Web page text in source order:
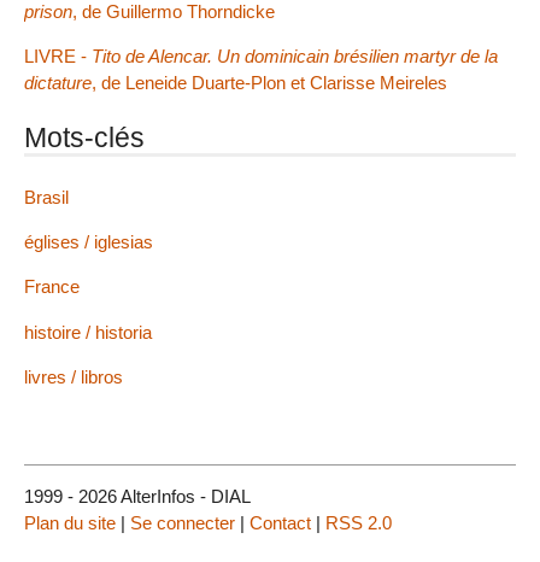
prison, de Guillermo Thorndicke
LIVRE - Tito de Alencar. Un dominicain brésilien martyr de la
dictature, de Leneide Duarte-Plon et Clarisse Meireles
Mots-clés
Brasil
églises / iglesias
France
histoire / historia
livres / libros
1999 - 2026 AlterInfos - DIAL
Plan du site | Se connecter | Contact | RSS 2.0